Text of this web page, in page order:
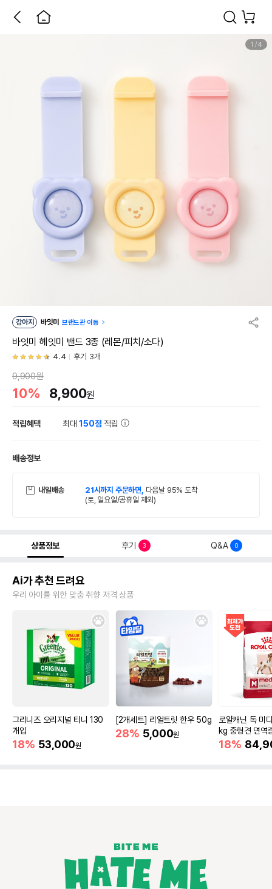
1 /4
강아지 바잇미 브랜드관 이동
바잇미 헤잇미 밴드 3종 (레몬/피치/소다)
4.4 후기 3개
9,900원
10% 8,900원
적립혜택 최대150점 적립
배송정보
내일배송 21시까지 주문하면, 다음날 95% 도착
(토, 일요일/공휴일 제외)
상품정보 후기 3 Q&A 0
Ai가 추천 드려요
우리 아이를 위한 맞춤 취향 저격 상품
그리니즈 오리지널 티니 130
개입
18% 53,000원
[2개세트] 리얼트릿 한우 50g
28% 5,000원
로얄캐닌 독 미
kg 중형견 면역
18%